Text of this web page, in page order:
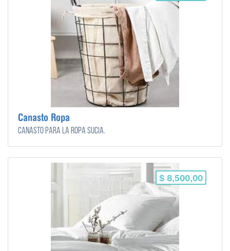
Canasto Ropa
Canasto para la ropa sucia.
$ 8,500,00